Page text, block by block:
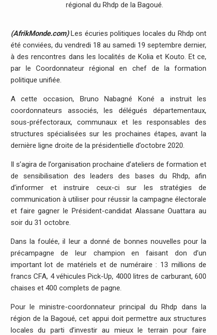
régional du Rhdp de la Bagoué.
(AfrikMonde.com)Les écuries politiques locales du Rhdp ont
été conviées, du vendredi 18 au samedi 19 septembre dernier,
à des rencontres dans les localités de Kolia et Kouto. Et ce,
par le Coordonnateur régional en chef de la formation
politique unifiée.
A cette occasion, Bruno Nabagné Koné a instruit les
coordonnateurs associés, les délégués départementaux,
sous-préfectoraux, communaux et les responsables des
structures spécialisées sur les prochaines étapes, avant la
dernière ligne droite de la présidentielle d’octobre 2020.
Il s’agira de l’organisation prochaine d’ateliers de formation et
de sensibilisation des leaders des bases du Rhdp, afin
d’informer et instruire ceux-ci sur les stratégies de
communication à utiliser pour réussir la campagne électorale
et faire gagner le Président-candidat Alassane Ouattara au
soir du 31 octobre.
Dans la foulée, il leur a donné de bonnes nouvelles pour la
précampagne de leur champion en faisant don d’un
important lot de matériels et de numéraire : 13 millions de
francs CFA, 4 véhicules Pick-Up, 4000 litres de carburant, 600
chaises et 400 complets de pagne.
Pour le ministre-coordonnateur principal du Rhdp dans la
région de la Bagoué, cet appui doit permettre aux structures
locales du parti d’investir au mieux le terrain pour faire